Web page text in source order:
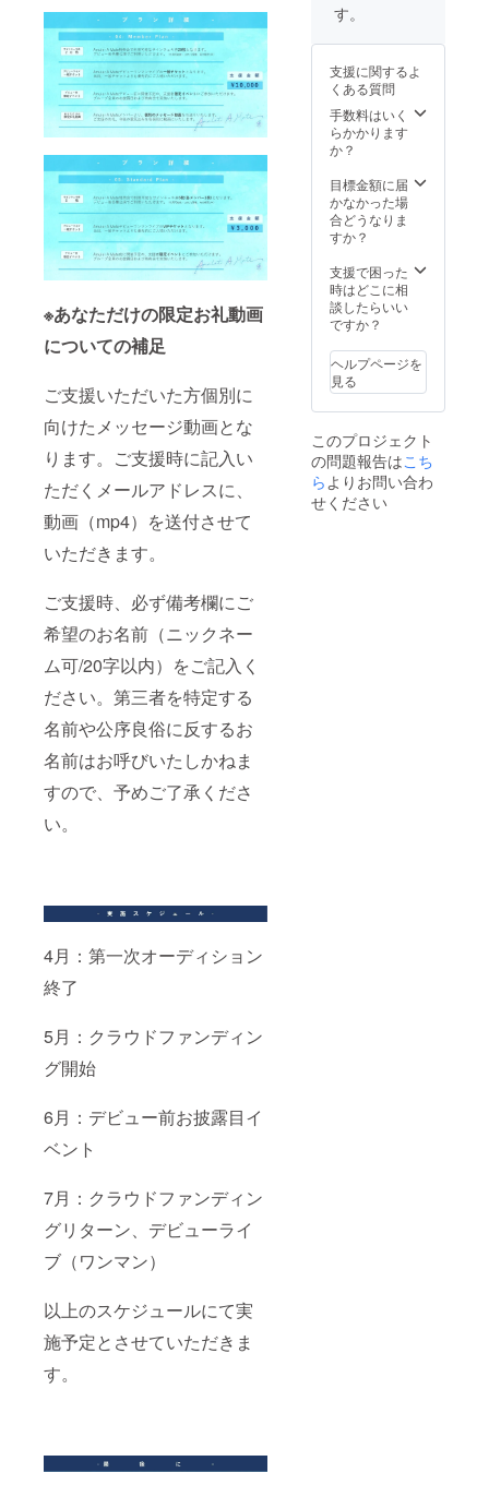
※あなただけの限定お礼動画
についての補足
ご支援いただいた方個別に
向けたメッセージ動画とな
ります。ご支援時に記入い
ただくメールアドレスに、
動画（mp4）を送付させて
いただきます。
ご支援時、必ず備考欄にご
希望のお名前（ニックネー
ム可/20字以内）をご記入く
ださい。第三者を特定する
名前や公序良俗に反するお
名前はお呼びいたしかねま
すので、予めご了承くださ
い。
4月：第一次オーディション
終了
5月：クラウドファンディン
グ開始
6月：デビュー前お披露目イ
ベント
7月：クラウドファンディン
グリターン、デビューライ
ブ（ワンマン）
以上のスケジュールにて実
施予定とさせていただきま
す。
ねます
予めご
了承く
ださ
い。
欄にご
お名前
（ニッ
クネー
ム可/20
字以
ご記入
くださ
い。 ※
第三者
する名
前や公
序良俗
に反す
前はお
呼びい
たしか
ねます
予めご
了承く
ださ
い。
す。
支援に関するよ
くある質問
手数料はいく
らかかります
か？
目標金額に届
かなかった場
合どうなりま
すか？
支援で困った
時はどこに相
談したらいい
ですか？
ヘルプページを
見る
このプロジェクト
の問題報告はこち
ら よりお問い合わ
せください